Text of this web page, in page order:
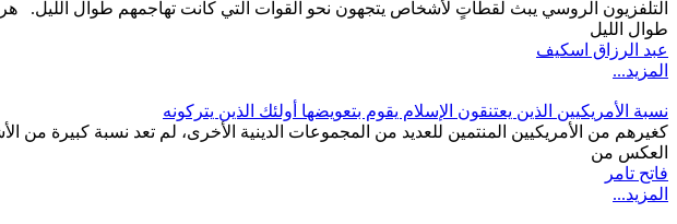
التلفزيون الروسي يبث لقطاتٍ لأشخاص يتجهون نحو القوات التي كانت تهاجمهم طوال
طوال الليل
عبد الرزاق اسكيف
المزيد...
نسبة الأمريكيين الذين يعتنقون الإسلام يقوم بتعويضها أولئك الذين يتركونه
كغيرهم من الأمريكيين المنتمين للعديد من المجموعات الدينية الأخرى، لم تعد نسبة كبيرة
العكس من
فاتح تامر
المزيد...